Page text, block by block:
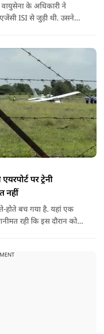
के अधिकारी ने
एजेंसी ISI से जुड़ी थी. उसने
पर ट्रेनी
नहीं
होते बच गया है. यहां एक
रही कि इस दौरान कोई